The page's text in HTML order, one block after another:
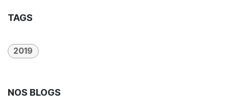
TAGS
2019
NOS BLOGS